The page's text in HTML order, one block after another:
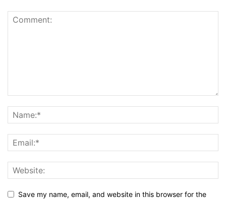
Save my name, email, and website in this browser for the